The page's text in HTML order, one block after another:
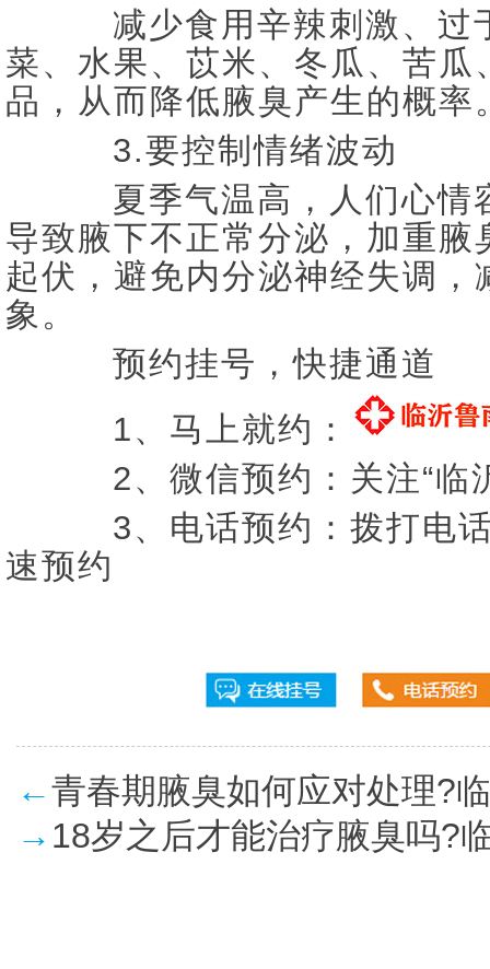
减少食用辛辣刺激、过
菜、水果、苡米、冬瓜、苦瓜
品，从而降低腋臭产生的概率
3.要控制情绪波动
夏季气温高，人们心情
导致腋下不正常分泌，加重
起伏，避免内分泌神经失调
象。
预约挂号，快捷通道
1、马上就约：
2、微信预约：关注“临
3、电话预约：拨打电话
速预约
←青春期腋臭如何应对处理?
→ 18岁之后才能治疗腋臭吗?